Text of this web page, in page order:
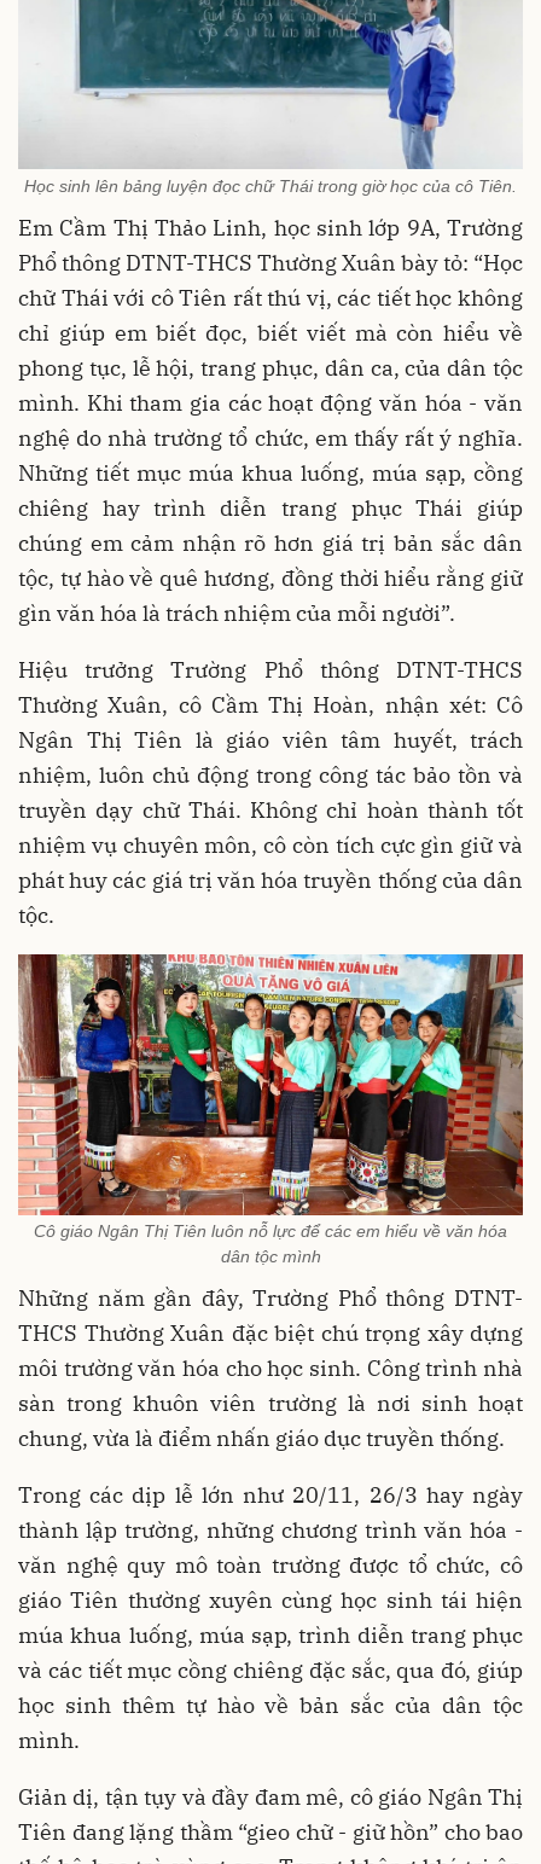
Học sinh lên bảng luyện đọc chữ Thái trong giờ học của cô Tiên.
Em Cầm Thị Thảo Linh, học sinh lớp 9A, Trường
Phổ thông DTNT-THCS Thường Xuân bày tỏ: “Học
chữ Thái với cô Tiên rất thú vị, các tiết học không
chỉ giúp em biết đọc, biết viết mà còn hiểu về
phong tục, lễ hội, trang phục, dân ca, của dân tộc
mình. Khi tham gia các hoạt động văn hóa - văn
nghệ do nhà trường tổ chức, em thấy rất ý nghĩa.
Những tiết mục múa khua luống, múa sạp, cồng
chiêng hay trình diễn trang phục Thái giúp
chúng em cảm nhận rõ hơn giá trị bản sắc dân
tộc, tự hào về quê hương, đồng thời hiểu rằng giữ
gìn văn hóa là trách nhiệm của mỗi người”.
Hiệu trưởng Trường Phổ thông DTNT-THCS
Thường Xuân, cô Cầm Thị Hoàn, nhận xét: Cô
Ngân Thị Tiên là giáo viên tâm huyết, trách
nhiệm, luôn chủ động trong công tác bảo tồn và
truyền dạy chữ Thái. Không chỉ hoàn thành tốt
nhiệm vụ chuyên môn, cô còn tích cực gìn giữ và
phát huy các giá trị văn hóa truyền thống của dân
tộc.
Cô giáo Ngân Thị Tiên luôn nỗ lực để các em hiểu về văn hóa
dân tộc mình
Những năm gần đây, Trường Phổ thông DTNT-
THCS Thường Xuân đặc biệt chú trọng xây dựng
môi trường văn hóa cho học sinh. Công trình nhà
sàn trong khuôn viên trường là nơi sinh hoạt
chung, vừa là điểm nhấn giáo dục truyền thống.
Trong các dịp lễ lớn như 20/11, 26/3 hay ngày
thành lập trường, những chương trình văn hóa -
văn nghệ quy mô toàn trường được tổ chức, cô
giáo Tiên thường xuyên cùng học sinh tái hiện
múa khua luống, múa sạp, trình diễn trang phục
và các tiết mục cồng chiêng đặc sắc, qua đó, giúp
học sinh thêm tự hào về bản sắc của dân tộc
mình.
Giản dị, tận tụy và đầy đam mê, cô giáo Ngân Thị
Tiên đang lặng thầm “gieo chữ - giữ hồn” cho bao